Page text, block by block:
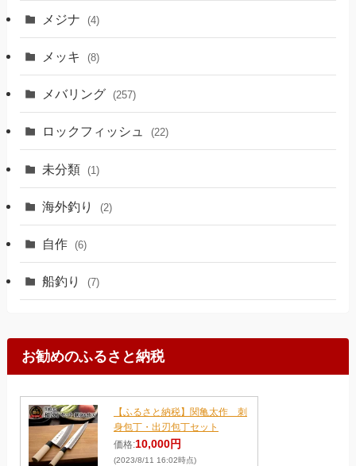
メジナ (4)
メッキ (8)
メバリング (257)
ロックフィッシュ (22)
未分類 (1)
海外釣り (2)
自作 (6)
船釣り (7)
お勧めのふるさと納税
【ふるさと納税】関亀太作 刺
身包丁・出刃包丁セット
価格:10,000円
(2023/8/11 16:02時点)